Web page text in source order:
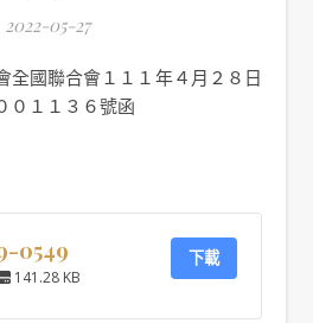
2022-05-27
０１１３６號函
0549
141.28 KB
下載